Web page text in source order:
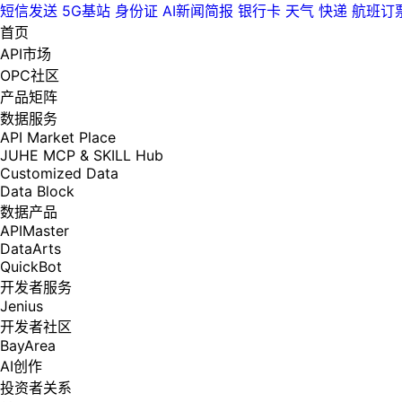
短信发送 5G基站 身份证 AI新闻简报 银行卡 天气 快递 航班订
首页
API市场
OPC社区
产品矩阵
数据服务
API Market Place
JUHE MCP & SKILL Hub
Customized Data
Data Block
数据产品
APIMaster
DataArts
QuickBot
开发者服务
Jenius
开发者社区
BayArea
AI创作
投资者关系